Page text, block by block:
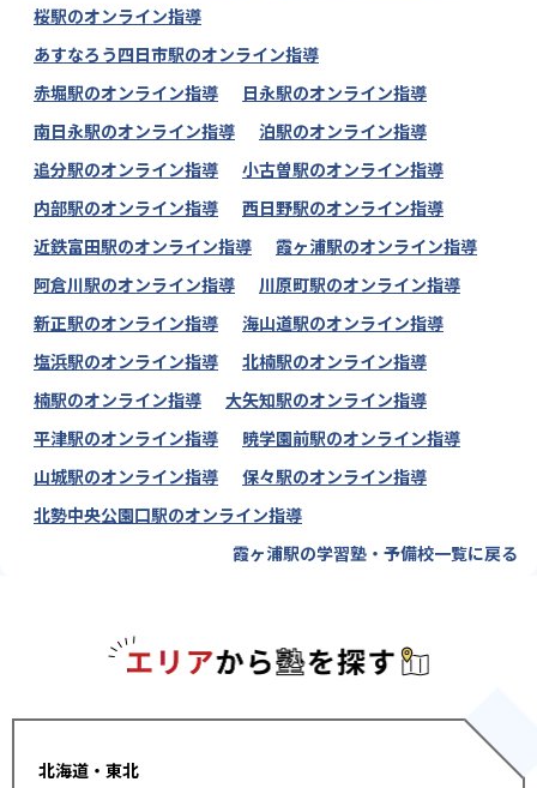
桜駅のオンライン指導
あすなろう四日市駅のオンライン指導
赤堀駅のオンライン指導
日永駅のオンライン指導
南日永駅のオンライン指導
泊駅のオンライン指導
追分駅のオンライン指導
小古曽駅のオンライン指導
内部駅のオンライン指導
西日野駅のオンライン指導
近鉄富田駅のオンライン指導
霞ヶ浦駅のオンライン指導
阿倉川駅のオンライン指導
川原町駅のオンライン指導
新正駅のオンライン指導
海山道駅のオンライン指導
塩浜駅のオンライン指導
北楠駅のオンライン指導
楠駅のオンライン指導
大矢知駅のオンライン指導
平津駅のオンライン指導
暁学園前駅のオンライン指導
山城駅のオンライン指導
保々駅のオンライン指導
北勢中央公園口駅のオンライン指導
霞ヶ浦駅の学習塾・予備校一覧に戻る
北海道・東北